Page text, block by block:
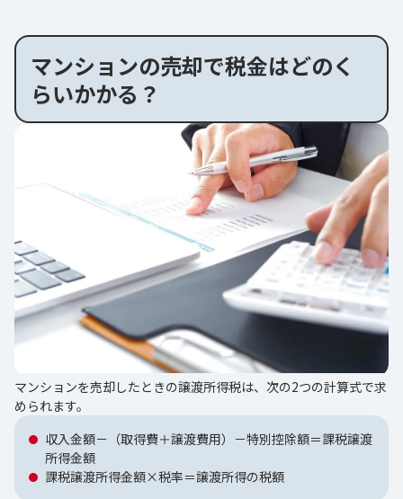
マンションの売却で税金はどのく
らいかかる？
マンションを売却したときの譲渡所得税は、次の2つの計算式で求
められます。
収入金額－（取得費＋譲渡費用）－特別控除額＝課税譲渡
所得金額
課税譲渡所得金額×税率＝譲渡所得の税額